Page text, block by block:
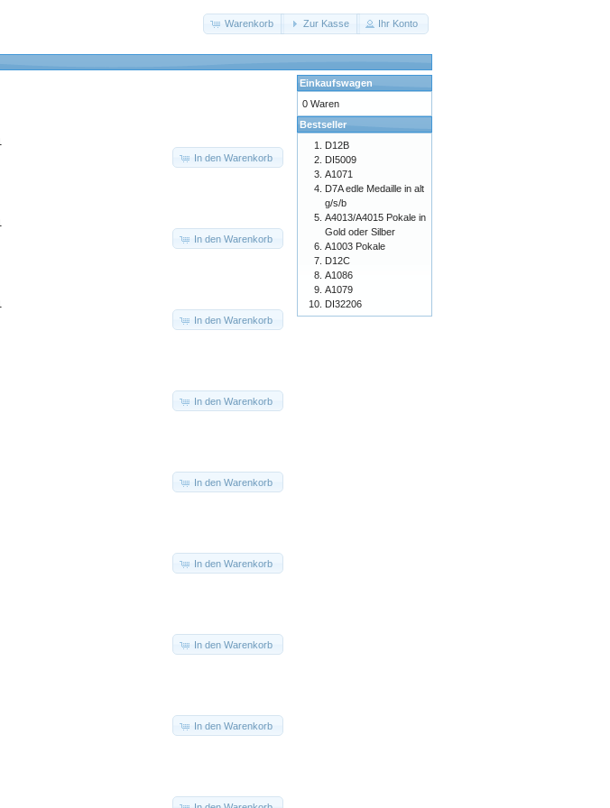
Warenkorb Zur Kasse Ihr Konto
In den Warenkorb
In den Warenkorb
In den Warenkorb
In den Warenkorb
In den Warenkorb
In den Warenkorb
In den Warenkorb
In den Warenkorb
Einkaufswagen
0 Waren
Bestseller
D12B
DI5009
A1071
D7A edle Medaille in alt
g/s/b
A4013/A4015 Pokale in
Gold oder Silber
A1003 Pokale
D12C
A1086
A1079
DI32206